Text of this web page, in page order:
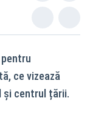
ce vizează
și centrul țării.